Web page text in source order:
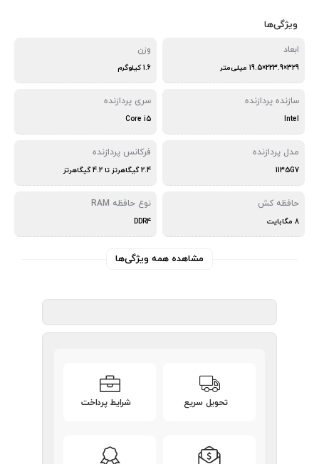
ویژگی‌ها
ابعاد
329×223.9×19.5 میلی‌متر
وزن
1.6 کیلوگرم
سازنده پردازنده
Intel
سری پردازنده
Core i5
مدل پردازنده
1135G7
فرکانس پردازنده
2.4 گیگاهرتز تا 4.2 گیگاهرتز
حافظه کش
8 مگابایت
نوع حافظه RAM
DDR4
مشاهده همه ویژگی‌ها
تحویل سریع شرایط پرداخت